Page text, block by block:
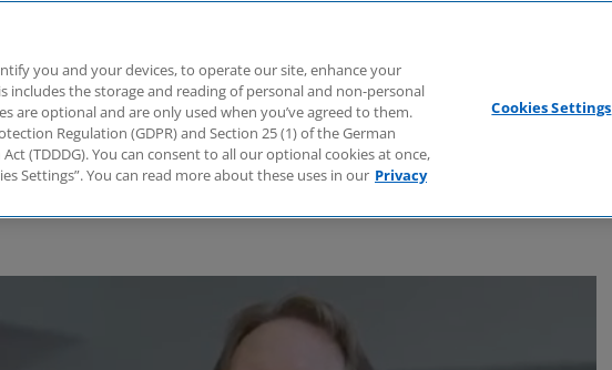
you and your devices, to operate our site, enhance your
includes the storage and reading of personal and non-personal
are optional and are only used when you’ve agreed to them.
Regulation (GDPR) and Section 25 (1) of the German
(TDDDG). You can consent to all our optional cookies at once,
Settings”. You can read more about these uses in our Privacy
Cookies Settings